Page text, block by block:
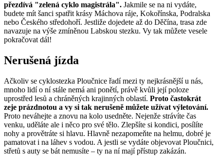
přezdívá "zelená cyklo magistrála". Jakmile se na ni vydáte,
budete mít šanci spatřit krásy Máchova ráje, Kokořínska, Podralska
nebo Českého středohoří. Jestliže dojedete až do Děčína, trasa zde
navazuje na výše zmíněnou Labskou stezku. Vy tak můžete vesele
pokračovat dál!
Nerušená jízda
Ačkoliv se cyklostezka Ploučnice řadí mezi ty nejkrásnější u nás,
mnoho lidí o ní stále nemá ani ponětí, právě kvůli její poloze
uprostřed lesů a chráněných krajinných oblastí. Proto častokrát
zeje prázdnotou a vy si tak nerušeně můžete užívat výletování.
Proto neváhejte a znovu na kolo usedněte. Nejenže strávíte čas
venku, uděláte ale i něco pro své tělo. Zlepšíte si kondici, posílíte
nohy a provětráte si hlavu. Hlavně nezapomeňte na helmu, dobré je
pamatovat i na láhev s vodou. A jestli se vydáte objevovat Ploučnici,
střetů s auty se bát nemusíte – ty na ní mají přístup zakázán.